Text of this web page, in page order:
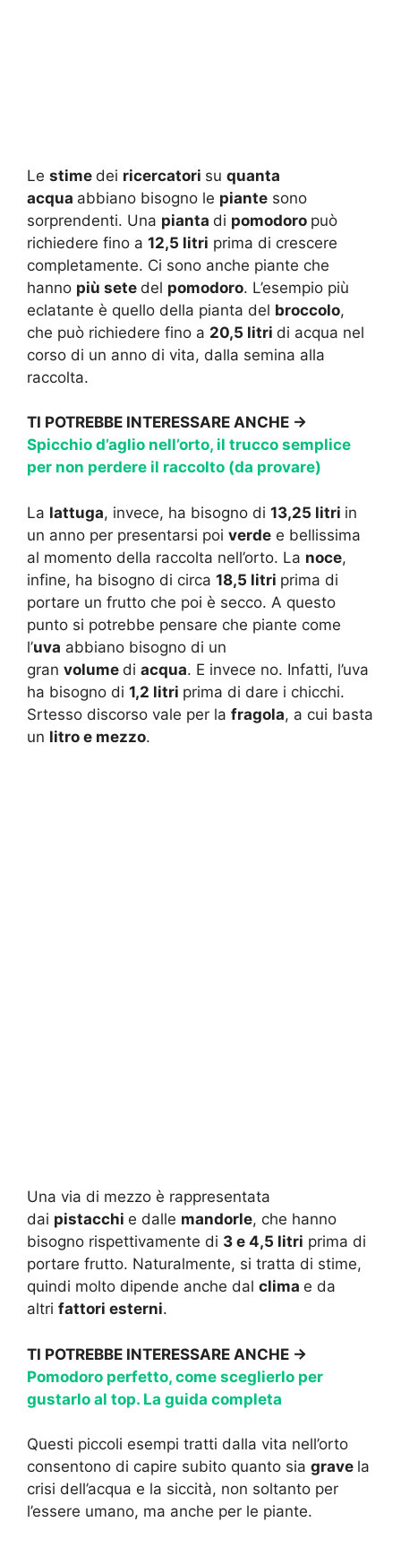
Le stime dei ricercatori su quanta
acqua abbiano bisogno le piante sono
sorprendenti. Una pianta di pomodoro può
richiedere fino a 12,5 litri prima di crescere
completamente. Ci sono anche piante che
hanno più sete del pomodoro. L’esempio più
eclatante è quello della pianta del broccolo,
che può richiedere fino a 20,5 litri di acqua nel
corso di un anno di vita, dalla semina alla
raccolta.
TI POTREBBE INTERESSARE ANCHE ->
Spicchio d’aglio nell’orto, il trucco semplice
per non perdere il raccolto (da provare)
La lattuga, invece, ha bisogno di 13,25 litri in
un anno per presentarsi poi verde e bellissima
al momento della raccolta nell’orto. La noce,
infine, ha bisogno di circa 18,5 litri prima di
portare un frutto che poi è secco. A questo
punto si potrebbe pensare che piante come
l’uva abbiano bisogno di un
gran volume di acqua. E invece no. Infatti, l’uva
ha bisogno di 1,2 litri prima di dare i chicchi.
Srtesso discorso vale per la fragola, a cui basta
un litro e mezzo.
Una via di mezzo è rappresentata
dai pistacchi e dalle mandorle, che hanno
bisogno rispettivamente di 3 e 4,5 litri prima di
portare frutto. Naturalmente, si tratta di stime,
quindi molto dipende anche dal clima e da
altri fattori esterni.
TI POTREBBE INTERESSARE ANCHE ->
Pomodoro perfetto, come sceglierlo per
gustarlo al top. La guida completa
Questi piccoli esempi tratti dalla vita nell’orto
consentono di capire subito quanto sia grave la
crisi dell’acqua e la siccità, non soltanto per
l’essere umano, ma anche per le piante.